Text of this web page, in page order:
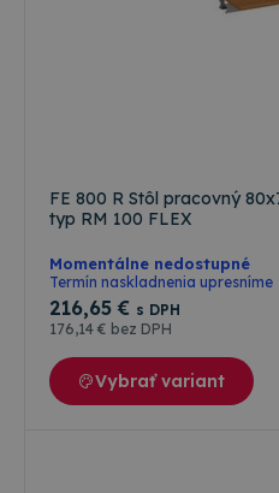
FE 800 R Stôl pracovný
typ RM 100 FLEX
Momentálne nedostupné
Termín naskladnenia upresníme
216,65 € s DPH
176,14 € bez DPH
Vybrať variant